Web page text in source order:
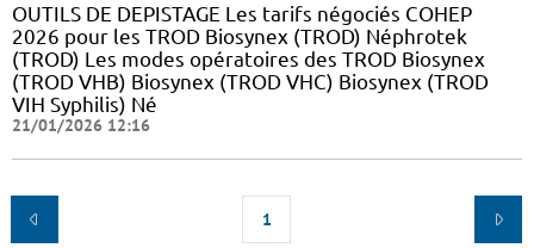
OUTILS DE DEPISTAGE Les tarifs négociés COHEP
2026 pour les TROD Biosynex (TROD) Néphrotek
(TROD) Les modes opératoires des TROD Biosynex
(TROD VHB) Biosynex (TROD VHC) Biosynex (TROD
VIH Syphilis) Né
21/01/2026 12:16
1